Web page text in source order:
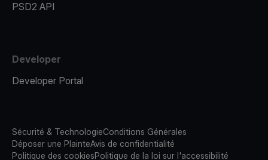
PSD2 API
Developer
Developer Portal
Sécurité & TechnologieConditions Générales
Déposer une PlainteAvis de confidentialité
Politique des cookiesPolitique de la loi sur l'accessibilité